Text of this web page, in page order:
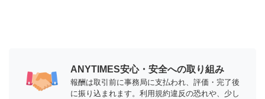
ANYTIMES安心・安全への取り組み
報酬は取引前に事務局に支払われ、評価・完了後
に振り込まれます。利用規約違反の恐れや、少し